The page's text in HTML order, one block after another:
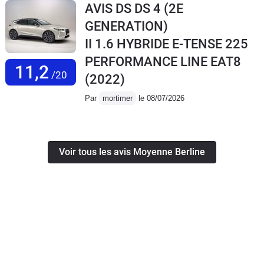
11,2 /20
AVIS DS DS 4 (2E
GENERATION)
II 1.6 HYBRIDE E-TENSE 225
PERFORMANCE LINE EAT8
(2022)
Par mortimer le 08/07/2026
Voir tous les avis Moyenne Berline